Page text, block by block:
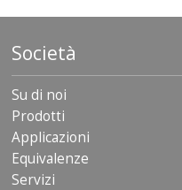
Società
Su di noi
Prodotti
Applicazioni
Equivalenze
Servizi